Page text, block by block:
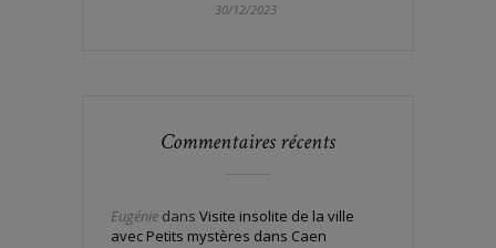
30/12/2023
Commentaires récents
Eugénie dans Visite insolite de la ville
avec Petits mystères dans Caen